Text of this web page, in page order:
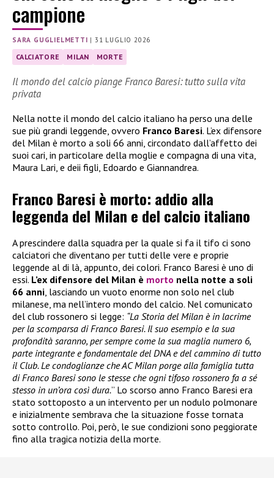
campione
SARA GUGLIELMETTI |31 LUGLIO 2026
CALCIATORE MILAN MORTE
Il mondo del calcio piange Franco Baresi: tutto sulla vita
privata
Nella notte il mondo del calcio italiano ha perso una delle
sue più grandi leggende, ovvero Franco Baresi. L’ex difensore
del Milan è morto a soli 66 anni, circondato dall’affetto dei
suoi cari, in particolare della moglie e compagna di una vita,
Maura Lari, e deii figli, Edoardo e Giannandrea.
Franco Baresi è morto: addio alla
leggenda del Milan e del calcio italiano
A prescindere dalla squadra per la quale si fa il tifo ci sono
calciatori che diventano per tutti delle vere e proprie
leggende al di là, appunto, dei colori. Franco Baresi è uno di
essi. L’ex difensore del Milan è morto nella notte a soli
66 anni , lasciando un vuoto enorme non solo nel club
milanese, ma nell’intero mondo del calcio. Nel comunicato
del club rossonero si legge: “La Storia del Milan è in lacrime
per la scomparsa di Franco Baresi. Il suo esempio e la sua
profondità saranno, per sempre come la sua maglia numero 6,
parte integrante e fondamentale del DNA e del cammino di tutto
il Club. Le condoglianze che AC Milan porge alla famiglia tutta
di Franco Baresi sono le stesse che ogni tifoso rossonero fa a sé
stesso in un’ora così dura.” Lo scorso anno Franco Baresi era
stato sottoposto a un intervento per un nodulo polmonare
e inizialmente sembrava che la situazione fosse tornata
sotto controllo. Poi, però, le sue condizioni sono peggiorate
fino alla tragica notizia della morte.